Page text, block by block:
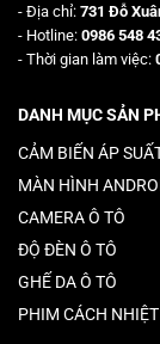
- Địa chỉ: 731 Đỗ
- Hotline: 0986 548
- Thời gian làm việc:
DANH MỤC SẢN
CẢM BIẾN ÁP
MÀN HÌNH
CAMERA Ô TÔ
ĐỘ ĐÈN Ô TÔ
GHẾ DA Ô TÔ
PHIM CÁCH NHIỆT